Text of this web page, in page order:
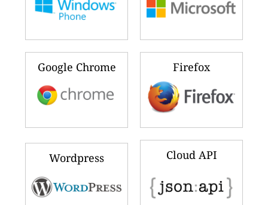
Google Chrome Firefox
Wordpress Cloud API